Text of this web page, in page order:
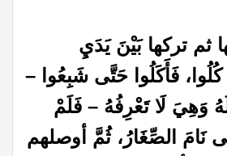
ثم تركها بَيْنَ يَدَيِ
كُلُوا، فَأَكَلُوا حَتَّى شَبِعُوا –
وَهِيَ لَا تَعْرِفُهُ – فَلَمْ
نَامَ الصِّغَارُ، ثُمَّ أوصلهم